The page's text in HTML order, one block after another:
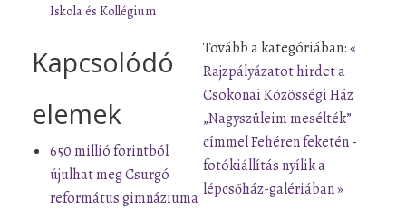
Iskola és Kollégium
Kapcsolódó
elemek
650 millió forintból
újulhat meg Csurgó
református gimnáziuma
Tovább a kategóriában:«
Rajzpályázatot hirdet a
Csokonai Közösségi Ház
„Nagyszüleim mesélték”
címmelFehéren feketén -
fotókiállítás nyílik a
lépcsőház-galériában »